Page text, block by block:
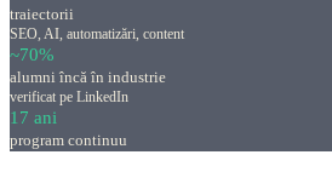
traiectorii
SEO, AI, automatizări, content
~70%
alumni încă în industrie
verificat pe LinkedIn
17 ani
program continuu